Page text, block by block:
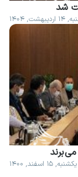
شد
۱۴۰۴
برند
یکشنبه, ۱۵ اسفند, ۱۴۰۰